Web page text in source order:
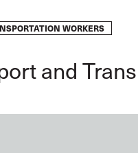
WORKERS
and